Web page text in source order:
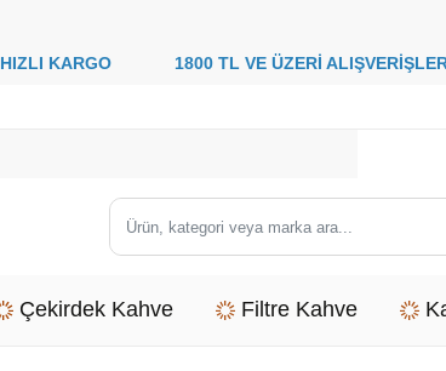
HIZLI KARGO 1800 TL VE ÜZERİ
Ürün,
kategori
marka
Çekirdek Kahve Filtre Kahve